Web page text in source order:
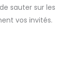
en cinq tailles
ce qui
de répondre aux
sauter sur les
vos invités.